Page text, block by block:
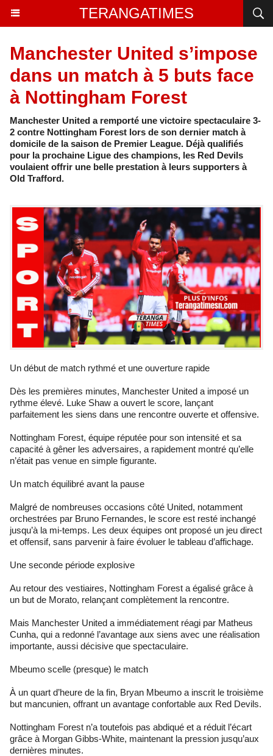
TERANGATIMES
Manchester United s’impose
dans un match à 5 buts face
à Nottingham Forest
Manchester United a remporté une victoire spectaculaire 3-
2 contre Nottingham Forest lors de son dernier match à
domicile de la saison de Premier League. Déjà qualifiés
pour la prochaine Ligue des champions, les Red Devils
voulaient offrir une belle prestation à leurs supporters à
Old Trafford.
Un début de match rythmé et une ouverture rapide
Dès les premières minutes, Manchester United a imposé un
rythme élevé. Luke Shaw a ouvert le score, lançant
parfaitement les siens dans une rencontre ouverte et offensive.
Nottingham Forest, équipe réputée pour son intensité et sa
capacité à gêner les adversaires, a rapidement montré qu’elle
n’était pas venue en simple figurante.
Un match équilibré avant la pause
Malgré de nombreuses occasions côté United, notamment
orchestrées par Bruno Fernandes, le score est resté inchangé
jusqu’à la mi-temps. Les deux équipes ont proposé un jeu direct
et offensif, sans parvenir à faire évoluer le tableau d’affichage.
Une seconde période explosive
Au retour des vestiaires, Nottingham Forest a égalisé grâce à
un but de Morato, relançant complètement la rencontre.
Mais Manchester United a immédiatement réagi par Matheus
Cunha, qui a redonné l’avantage aux siens avec une réalisation
importante, aussi décisive que spectaculaire.
Mbeumo scelle (presque) le match
À un quart d’heure de la fin, Bryan Mbeumo a inscrit le troisième
but mancunien, offrant un avantage confortable aux Red Devils.
Nottingham Forest n’a toutefois pas abdiqué et a réduit l’écart
grâce à Morgan Gibbs-White, maintenant la pression jusqu’aux
dernières minutes.